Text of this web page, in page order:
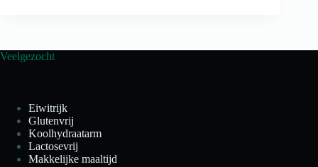
Veelgezocht
Eiwitrijk
Glutenvrij
Koolhydraatarm
Lactosevrij
Makkelijke maaltijd